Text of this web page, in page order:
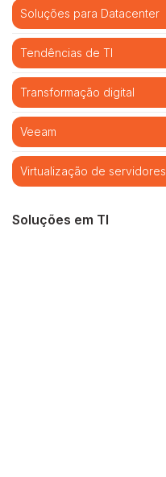
Soluções para Datacenter
Tendências de TI
Transformação digital
Veeam
Virtualização de servidores
Soluções em TI